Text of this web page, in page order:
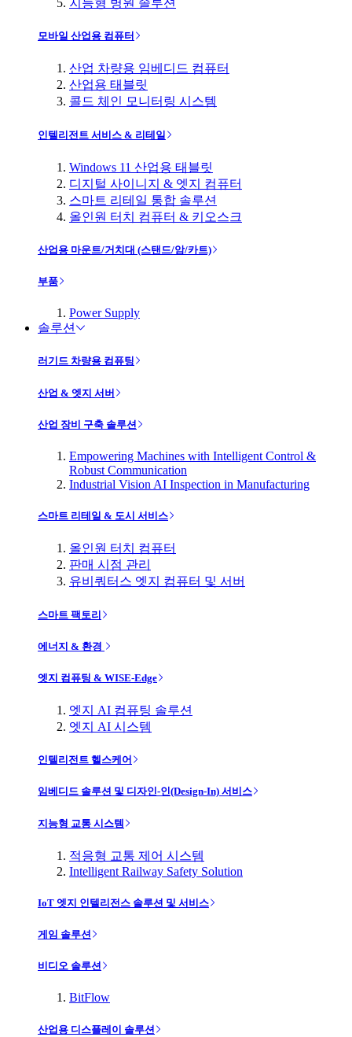
지능형 병원 솔루션
모바일 산업용 컴퓨터
산업 차량용 임베디드 컴퓨터
산업용 태블릿
콜드 체인 모니터링 시스템
인텔리전트 서비스 & 리테일
Windows 11 산업용 태블릿
디지털 사이니지 & 엣지 컴퓨터
스마트 리테일 통합 솔루션
올인원 터치 컴퓨터 & 키오스크
산업용 마운트/거치대 (스탠드/암/카트)
부품
Power Supply
솔루션
러기드 차량용 컴퓨팅
산업 & 엣지 서버
산업 장비 구축 솔루션
Empowering Machines with Intelligent Control &
Robust Communication
Industrial Vision AI Inspection in Manufacturing
스마트 리테일 & 도시 서비스
올인원 터치 컴퓨터
판매 시점 관리
유비쿼터스 엣지 컴퓨터 및 서버
스마트 팩토리
에너지 & 환경
엣지 컴퓨팅 & WISE-Edge
엣지 AI 컴퓨팅 솔루션
엣지 AI 시스템
인텔리전트 헬스케어
임베디드 솔루션 및 디자인-인(Design-In) 서비스
지능형 교통 시스템
적응형 교통 제어 시스템
Intelligent Railway Safety Solution
IoT 엣지 인텔리전스 솔루션 및 서비스
게임 솔루션
비디오 솔루션
BitFlow
산업용 디스플레이 솔루션